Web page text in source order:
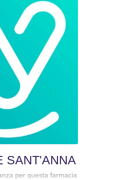
SANT'ANNA
per questa farmacia